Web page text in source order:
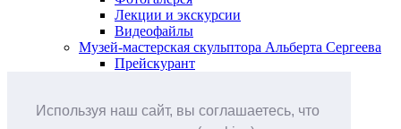
Используя наш сайт, вы соглашаетесь, что
Лекции и экскурсии
Видеофайлы
Музей-мастерская скульптора Альберта Сергеева
Прейскурант
Анонс мероприятий